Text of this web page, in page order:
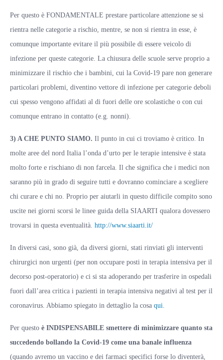
Per questo è FONDAMENTALE prestare particolare attenzione se si
rientra nelle categorie a rischio, mentre, se non si rientra in esse, è
comunque importante evitare il più possibile di essere veicolo di
infezione per queste categorie. La chiusura delle scuole serve proprio a
minimizzare il rischio che i bambini, cui la Covid-19 pare non generare
particolari problemi, diventino vettore di infezione per categorie deboli
cui spesso vengono affidati al di fuori delle ore scolastiche o con cui
comunque entrano in contatto (e.g. nonni).
3) A CHE PUNTO SIAMO. Il punto in cui ci troviamo è critico. In
molte aree del nord Italia l’onda d’urto per le terapie intensive è stata
molto forte e rischiano di non farcela. Il che significa che i medici non
saranno più in grado di seguire tutti e dovranno cominciare a scegliere
chi curare e chi no. Proprio per aiutarli in questo difficile compito sono
uscite nei giorni scorsi le linee guida della SIAARTI qualora dovessero
trovarsi in questa eventualità. http://www.siaarti.it/
In diversi casi, sono già, da diversi giorni, stati rinviati gli interventi
chirurgici non urgenti (per non occupare posti in terapia intensiva per il
decorso post-operatorio) e ci si sta adoperando per trasferire in ospedali
fuori dall’area critica i pazienti in terapia intensiva negativi al test per il
coronavirus. Abbiamo spiegato in dettaglio la cosa qui
Per questo è INDISPENSABILE smettere di minimizzare quanto sta
succedendo bollando la Covid-19 come una banale influenza
(quando avremo un vaccino e dei farmaci specifici forse lo diventerà,